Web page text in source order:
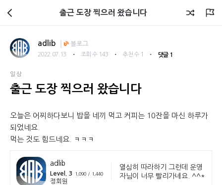
회원광장
출근 도장 찍으러 왔습니다
adlib 블로그
2022.07.13 ・ 조회 수 143 ・ 추천 수 1 ・ 댓글 1
일상
출근 도장 찍으러 왔습니다
오늘은 어찌하다보니 밥을 네끼 먹고 커피는 10잔을 마신 하루가
되었네요.
먹는 것도 힘드네요. ㅋㅋㅋ
adlib
Level. 3 1,090 / 1,440
정회원
열심히 따라하기 그런데 운영
자님이 너무 빨리가네요. ^^*